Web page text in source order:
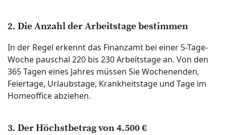
2. Die Anzahl der Arbeitstage bestimmen
In der Regel erkennt das Finanzamt bei einer 5-Tage-
Woche pauschal 220 bis 230 Arbeitstage an. Von den
365 Tagen eines Jahres müssen Sie Wochenenden,
Feiertage, Urlaubstage, Krankheitstage und Tage im
Homeoffice abziehen.
3. Der Höchstbetrag von 4.500 €